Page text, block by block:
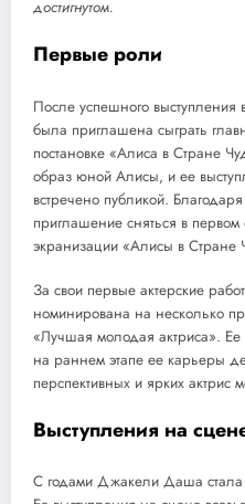
достигнутом.
Первые роли
После успешного
была приглашена сыграть
постановке «Алиса в Стране
образ юной Алисы, и ее
встречено публикой.
приглашение сняться в
экранизации «Алисы в Стране
За свои первые актерские
номинирована на несколько
«Лучшая молодая актриса».
на раннем этапе ее карьеры
перспективных и ярких актрис
Выступления на
С годами Джакели Даша стала